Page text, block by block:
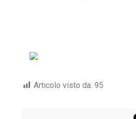
Articolo visto da: 95